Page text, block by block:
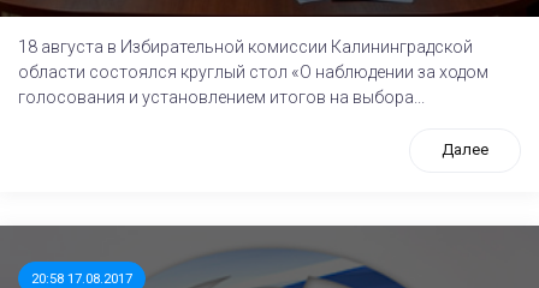
18 августа в Избирательной комиссии Калининградской
области состоялся круглый стол «О наблюдении за ходом
голосования и установлением итогов на выбора...
Далее
20:58 17.08.2017